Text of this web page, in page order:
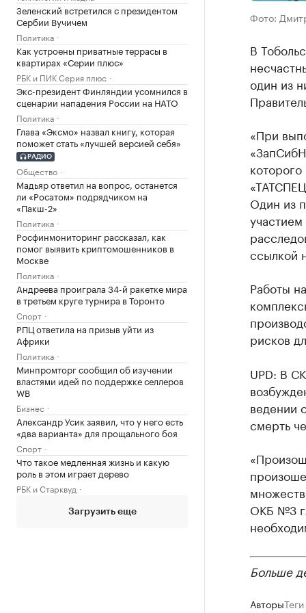
Зеленский встретился с президентом
Сербии Вучичем
Политика
Как устроены приватные террасы в
квартирах «Серии плюс»
РБК и ПИК Серия плюс
Экс-президент Финляндии усомнился в
сценарии нападения России на НАТО
Политика
Глава «Эксмо» назвал книгу, которая
поможет стать «лучшей версией себя»
РАДИО
Общество
Мадьяр ответил на вопрос, останется
ли «Росатом» подрядчиком на
«Пакш-2»
Политика
Росфинмониторинг рассказал, как
помог выявить криптомошенников в
Москве
Политика
Андреева проиграла 34-й ракетке мира
в третьем круге турнира в Торонто
Спорт
РПЦ ответила на призыв уйти из
Африки
Политика
Минпромторг сообщил об изучении
властями идей по поддержке селлеров
WB
Бизнес
Александр Усик заявил, что у него есть
«два варианта» для прощального боя
Спорт
Что такое медленная жизнь и какую
роль в этом играет дерево
РБК и Старквуд
Загрузить еще
Фото:
В
один из
«При
Один из
ссылкой
Работы
рисков
UPD: В
ведении
смерть
ОКБ №3
Больше
АвторыТеги